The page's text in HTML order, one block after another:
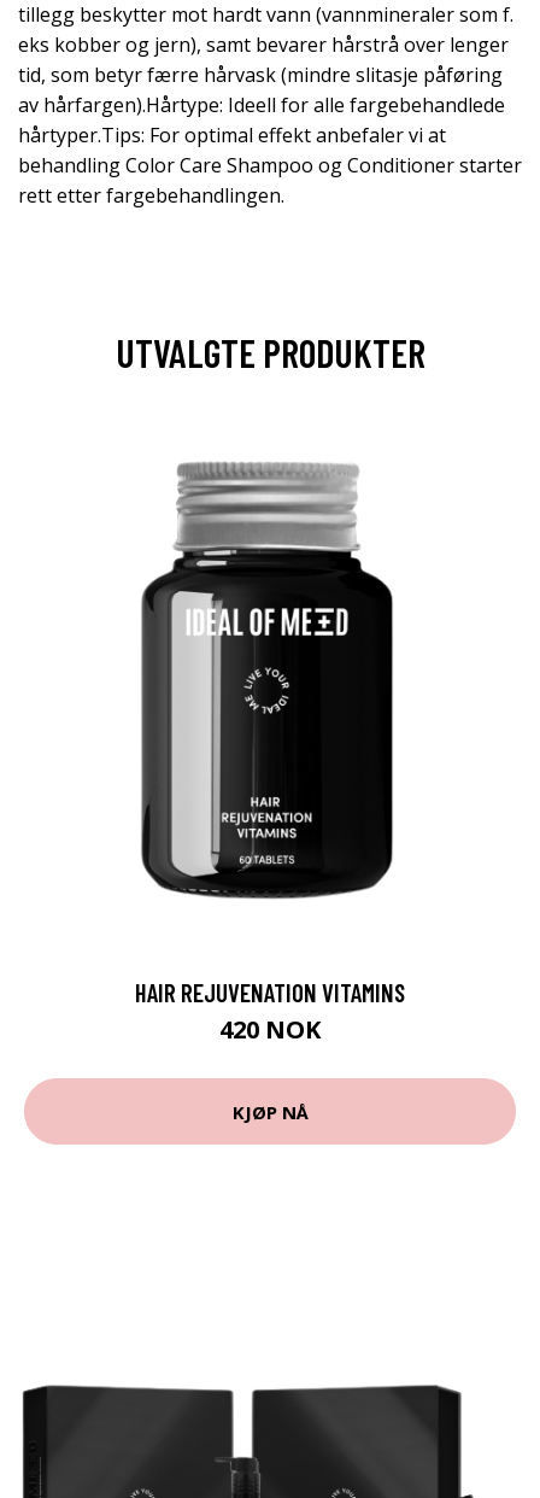
tillegg beskytter mot hardt vann (vannmineraler som f.
eks kobber og jern), samt bevarer hårstrå over lenger
tid, som betyr færre hårvask (mindre slitasje påføring
av hårfargen).Hårtype: Ideell for alle fargebehandlede
hårtyper.Tips: For optimal effekt anbefaler vi at
behandling Color Care Shampoo og Conditioner starter
rett etter fargebehandlingen.
UTVALGTE PRODUKTER
HAIR REJUVENATION VITAMINS
420 NOK
KJØP NÅ